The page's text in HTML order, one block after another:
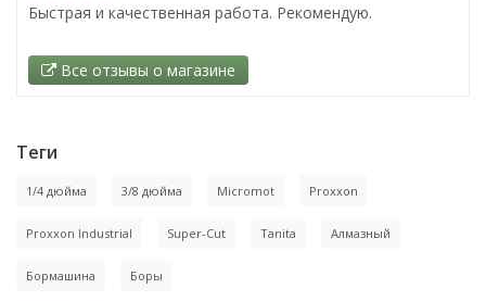
Быстрая и качественная работа. Рекомендую.
Все отзывы о магазине
Теги
1/4 дюйма 3/8 дюйма Micromot Proxxon
Proxxon Industrial Super-Cut Tanita Алмазный
Бормашина Боры